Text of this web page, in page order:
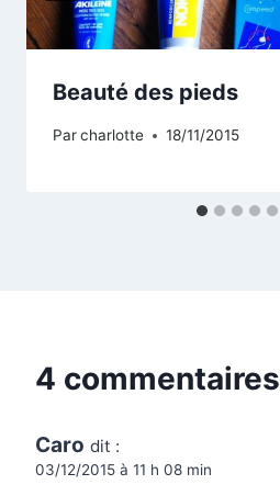
Beauté des pieds
Parcharlotte 18/11/2015
4 commentaires
Caro dit :
03/12/2015 à 11 h 08 min